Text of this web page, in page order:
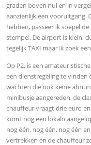
graden boven nul en in
aanzienlijk een vooruitgang.
hebben, passeer ik soepel
stempel. De airport is klein,
tegelijk TAXI maar ik zoek
Op P2, is een
een dienstregeling te vinden
wachten die ook keine
minibusje aangereden, de
chauffeur vraagt drie euro
komt nog een lokalo
nog één, nog één, nog één
vertrekken en de chauffeur